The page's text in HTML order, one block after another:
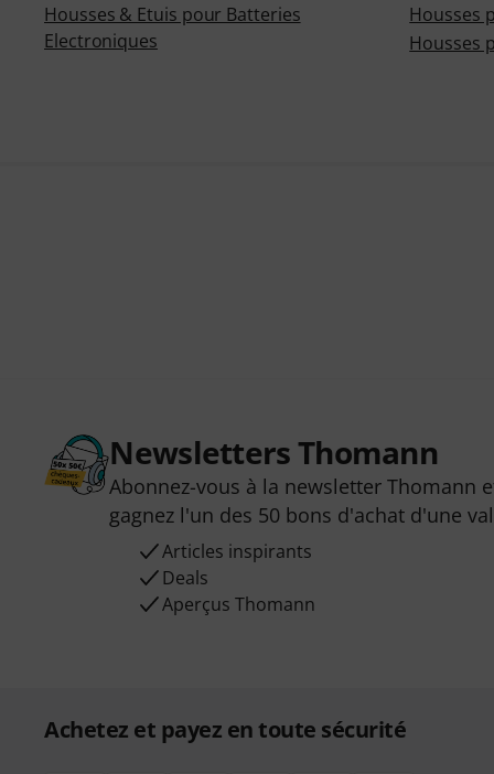
Housses & Etuis pour Batteries
Electroniques
Housses
Housses
Newsletters Thomann
Abonnez-vous à la newsletter Thomann
gagnez l'un des 50 bons d'achat d'une
Articles inspirants
Deals
Aperçus Thomann
Achetez et payez en toute sécurité